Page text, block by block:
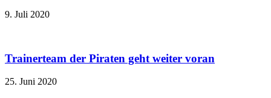
9. Juli 2020
Trainerteam der Piraten geht weiter voran
25. Juni 2020